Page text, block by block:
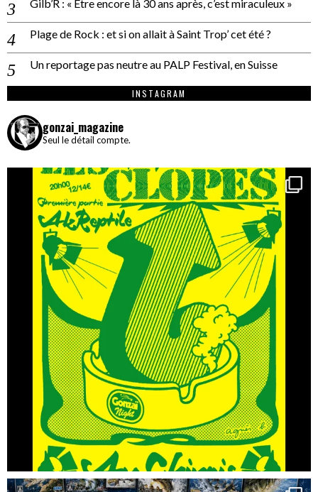
Gilb’R : « Être encore là 30 ans après, c’est miraculeux »
Plage de Rock : et si on allait à Saint Trop’ cet été ?
Un reportage pas neutre au PALP Festival, en Suisse
INSTAGRAM
gonzai_magazine
Seul le détail compte.